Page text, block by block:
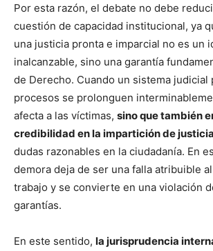
Por esta razón, el debate no debe
cuestión de capacidad institucional, ya
una justicia pronta e imparcial no es un
inalcanzable, sino una garantía
de Derecho. Cuando un sistema judicial
procesos se prolonguen
afecta a las víctimas, sino que también
credibilidad en la impartición de justicia
dudas razonables en la ciudadanía. En
demora deja de ser una falla atribuible
trabajo y se convierte en una violación
garantías.
En este sentido, la jurisprudencia